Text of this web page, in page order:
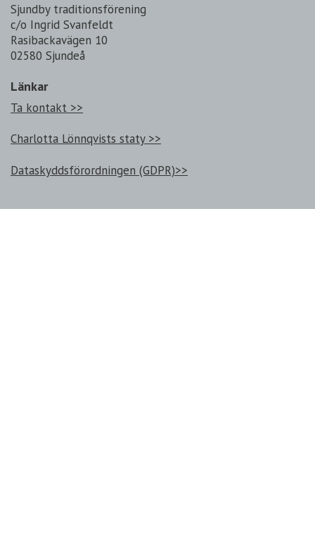
Sjundby traditionsförening
c/o Ingrid Svanfeldt
Rasibackavägen 10
02580 Sjundeå
Länkar
Ta kontakt >>
Charlotta Lönnqvists staty >>
Dataskyddsförordningen (GDPR)>>